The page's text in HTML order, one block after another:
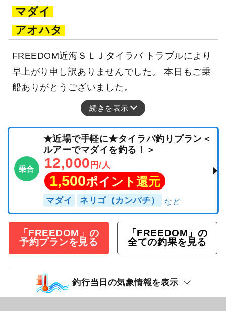
マダイ
アオハタ
FREEDOM近海ＳＬＪタイラバ トラブルにより
早上がり申し訳ありませんでした。 本日もご乗
船ありがとうございました。
続きを表示
乗合
★近場で手軽に★タイラバ釣りプラン＜
ルアーでマダイを釣る！＞
12,000 円/人
1,500ポイント還元
マダイ ネリゴ（カンパチ）
「FREEDOM」の
予約プランを見る
「FREEDOM」の
全ての釣果を見る
釣行当日の気象情報を表示